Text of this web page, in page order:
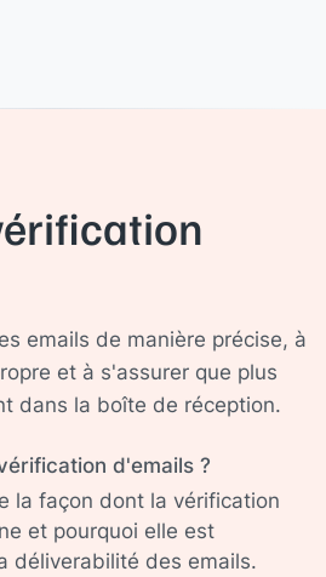
emails de manière précise, à
et à s'assurer que plus
dans la boîte de réception.
d'emails ?
la façon dont la vérification
et pourquoi elle est
déliverabilité des emails.